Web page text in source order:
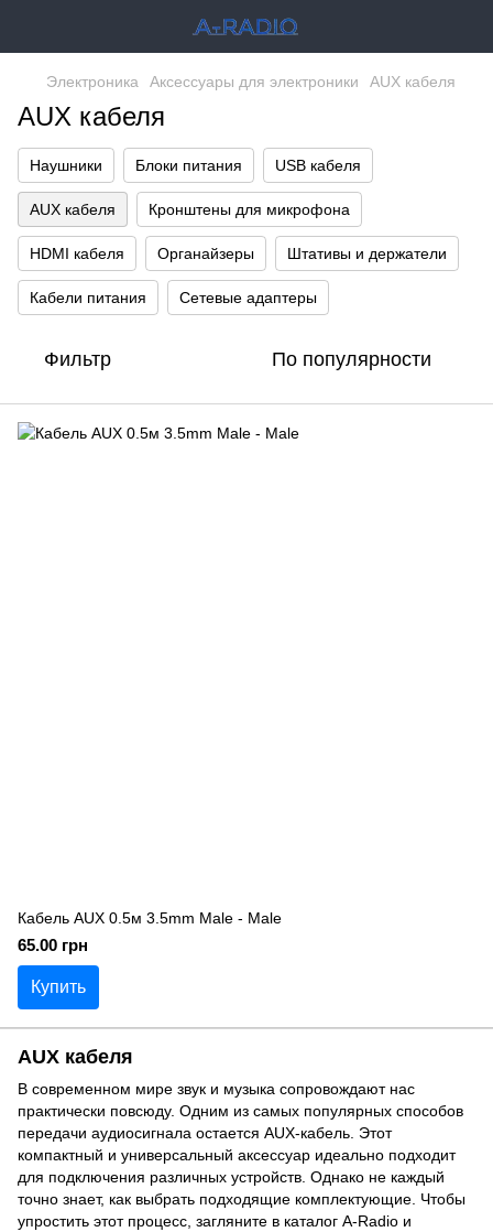
Электроника Аксессуары для электроники AUX кабеля
AUX кабеля
Наушники Блоки питания USB кабеля
AUX кабеля Кронштены для микрофона
HDMI кабеля Органайзеры Штативы и держатели
Кабели питания Сетевые адаптеры
Фильтр По популярности
Кабель AUX 0.5м 3.5mm Male - Male
65.00 грн
Купить
AUX кабеля
В современном мире звук и музыка сопровождают нас
практически повсюду. Одним из самых популярных способов
передачи аудиосигнала остается AUX-кабель. Этот
компактный и универсальный аксессуар идеально подходит
для подключения различных устройств. Однако не каждый
точно знает, как выбрать подходящие комплектующие. Чтобы
упростить этот процесс, загляните в каталог A-Radio и